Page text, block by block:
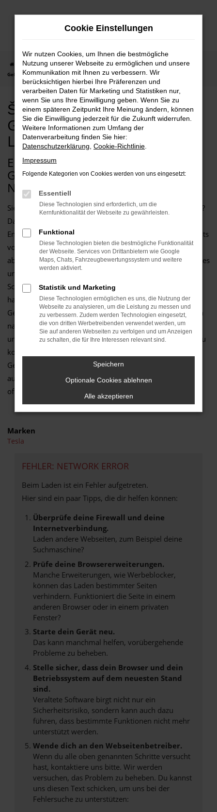
Zum
Startseite Duisburg Škoda Škoda Enyaq
Škoda Enyaq
Gebrauchtwagen mit Lieferservice nach Duisburg
Škoda Enyaq
Gebrauchtwagen mit
Lieferservice nach Duisburg
EIN ŠKODA ENYAQ
GEBRAUCHTWAGEN PASST PERFEKT
NACH DUISBURG
Sie benötigen ein neues Auto für Duisburg und Umgebung?
Dann würden wir Ihnen guten Gewissens einen Škoda
Enyaq Gebrauchtwagen empfehlen. Sie profitieren einerseits
von einem überaus moderaten Preisniveau, andererseits
aber auch davon, dass Sie ein durch und durch hochwertiges
und langlebiges Fahrzeug erhalten. Wir vom Autozentrum
Schmitz handeln seit vielen Jahren mit Fahrzeugen und
haben ein regelrechtes Faible für Škoda Enyaq
Gebrauchtwagen entwickelt. Die Fahrzeuge sind auch noch
nach Jahren attraktiv und überzeugen durch wenig Pannen
und einen vergleichsweise geringen Reparaturbedarf. Hinzu
kommt, dass die Ausstattung bereits bei früheren
Generationen auf Höhe der Zeit war und sich das Modell
auch heute auf den Straßen von Duisburg kaum Wünsche
offen lässt.
Marken
Tesla
FEHLER: NETWORK ERROR
Beim Laden ist ein Fehler aufgetreten.
Hier sind ein paar Tipps, die dir helfen können:
Überprüfe deine Firewall und deine
Internetverbindung.
Laden andere Webseiten, zum Beispiel deine
Suchmaschine?
Prüfe deine Browsererweiterungen.
Manche Erweiterungen, wie Werbeblocker,
können das Laden bestimmter Seiten
verhindern. Funktioniert die Seite in einem
anderen Browser oder in einem privaten
Fenster?
Starte dein Gerät neu.
Das kann manchmal helfen, vorübergehende
Probleme zu beheben.
Stelle sicher, dass dein Browser und dein
Betriebssystem auf dem neuesten Stand
sind.
Veraltete Software birgt nicht nur ein
Sicherheitsrisiko, sondern kann auch dazu
führen, dass bestimmte Funktionen nicht mehr
unterstützt werden.
Wende dich an den Webseitenbetreiber.
Wenn du alle oben genannten Schritte versucht
hast, kontaktiere uns bitte. Wir werden
versuchen, das Problem zu beheben. Du kannst
uns diesen Text schicken, um uns bei der
Fehlersuche zu unterstützen:
Cookie Einstellungen
Wir nutzen Cookies, um Ihnen die bestmögliche
Nutzung unserer Webseite zu ermöglichen und unsere
Kommunikation mit Ihnen zu verbessern. Wir
berücksichtigen hierbei Ihre Präferenzen und
verarbeiten Daten für Marketing und Statistiken nur,
wenn Sie uns Ihre Einwilligung geben. Wenn Sie zu
einem späteren Zeitpunkt Ihre Meinung ändern, können
Sie die Einwilligung jederzeit für die Zukunft widerrufen.
Weitere Informationen zum Umfang der
Datenverarbeitung finden Sie hier:
Datenschutzerklärung Cookie-Richtlinie
Impressum
Folgende Kategorien von Cookies werden von uns eingesetzt:
Essentiell
Diese Technologien sind erforderlich, um die
Kernfunktionalität der Webseite zu gewährleisten.
Funktional
Diese Technologien bieten die bestmögliche Funktionalität
der Webseite. Services von Drittanbietern wie Google
Maps, Chats, Fahrzeugbewertungssystem und weitere
werden aktiviert.
Statistik und Marketing
Diese Technologien ermöglichen es uns, die Nutzung der
Webseite zu analysieren, um die Leistung zu messen und
zu verbessern. Zudem werden Technologien eingesetzt,
die von dritten Werbetreibenden verwendet werden, um
Sie auf anderen Webseiten zu verfolgen und um Anzeigen
zu schalten, die für Ihre Interessen relevant sind.
Speichern
Optionale Cookies ablehnen
Alle akzeptieren